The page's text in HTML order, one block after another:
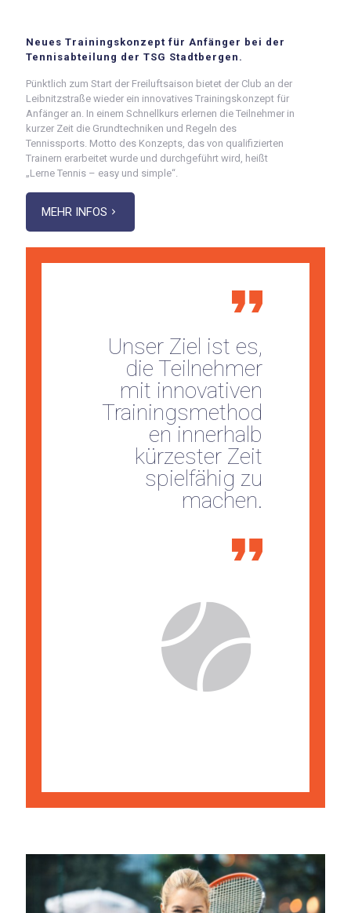
Neues Trainingskonzept für Anfänger bei der
Tennisabteilung der TSG Stadtbergen.
Pünktlich zum Start der Freiluftsaison bietet der Club an der
Leibnitzstraße wieder ein innovatives Trainingskonzept für
Anfänger an. In einem Schnellkurs erlernen die Teilnehmer in
kurzer Zeit die Grundtechniken und Regeln des
Tennissports. Motto des Konzepts, das von qualifizierten
Trainern erarbeitet wurde und durchgeführt wird, heißt
„Lerne Tennis – easy und simple“.
MEHR INFOS
Unser Ziel ist es,
die Teilnehmer
mit innovativen
Trainingsmethod
en innerhalb
kürzester Zeit
spielfähig zu
machen.